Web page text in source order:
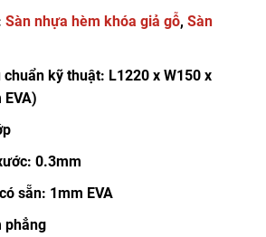
Sàn nhựa hèm khóa giả gỗ, Sàn
kỹ thuật: L1220 x W150 x
0.3mm
sẵn: 1mm EVA
phẳng